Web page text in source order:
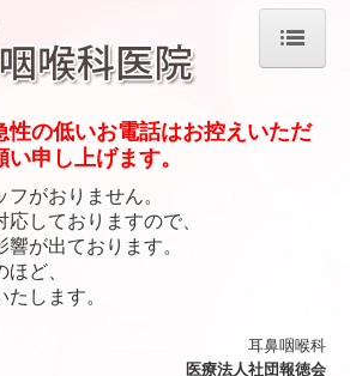
て
内
性の低いお電話はお控えいただ
申し上げます。
がおりません。
しておりますので、
が出ております。
ど、
します。
耳鼻咽喉科
医療法人社団報徳会